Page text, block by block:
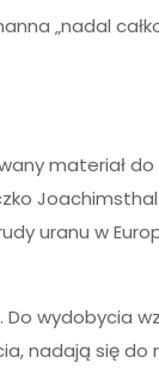
„nadal
materiał
uranu w
wydobycia
nadają się do